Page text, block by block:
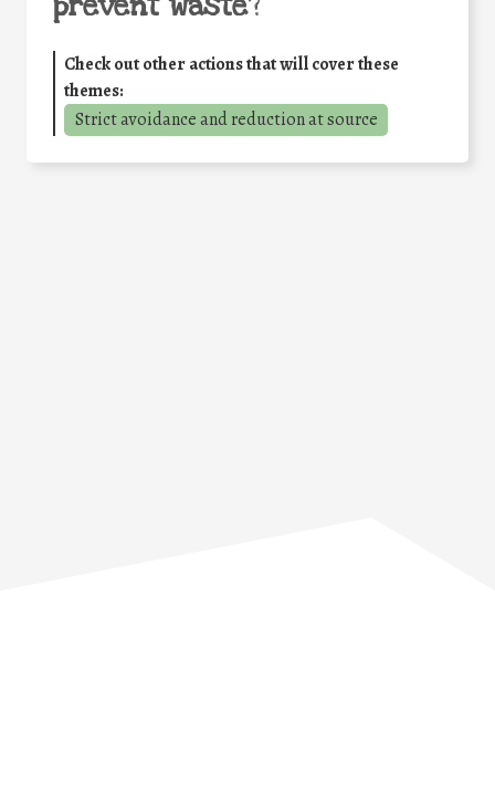
Check out other actions that will cover these
themes:
Strict avoidance and reduction at source